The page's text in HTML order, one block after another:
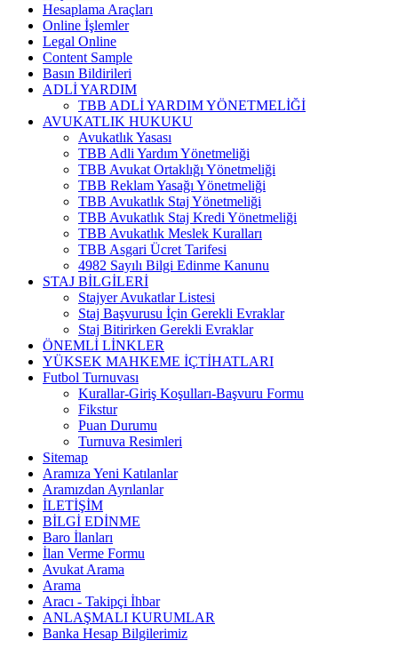
Hesaplama Araçları
Online İşlemler
Legal Online
Content Sample
Basın Bildirileri
ADLİ YARDIM
TBB ADLİ YARDIM YÖNETMELİĞİ
AVUKATLIK HUKUKU
Avukatlık Yasası
TBB Adli Yardım Yönetmeliği
TBB Avukat Ortaklığı Yönetmeliği
TBB Reklam Yasağı Yönetmeliği
TBB Avukatlık Staj Yönetmeliği
TBB Avukatlık Staj Kredi Yönetmeliği
TBB Avukatlık Meslek Kuralları
TBB Asgari Ücret Tarifesi
4982 Sayılı Bilgi Edinme Kanunu
STAJ BİLGİLERİ
Stajyer Avukatlar Listesi
Staj Başvurusu İçin Gerekli Evraklar
Staj Bitirirken Gerekli Evraklar
ÖNEMLİ LİNKLER
YÜKSEK MAHKEME İÇTİHATLARI
Futbol Turnuvası
Kurallar-Giriş Koşulları-Başvuru Formu
Fikstur
Puan Durumu
Turnuva Resimleri
Sitemap
Aramıza Yeni Katılanlar
Aramızdan Ayrılanlar
İLETİŞİM
BİLGİ EDİNME
Baro İlanları
İlan Verme Formu
Avukat Arama
Arama
Aracı - Takipçi İhbar
ANLAŞMALI KURUMLAR
Banka Hesap Bilgilerimiz